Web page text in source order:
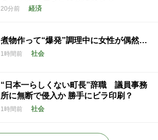
20分前 経済
煮物作って“爆発”調理中に女性が偶然…
1時間前 社会
“日本一らしくない町長”辞職 議員事務
所に無断で侵入か 勝手にビラ印刷？
1時間前 社会